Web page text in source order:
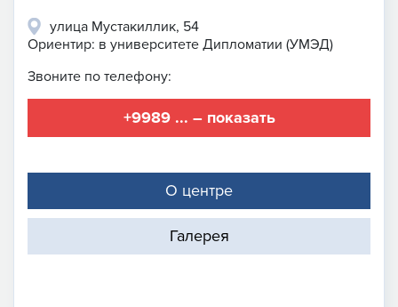
улица Мустакиллик, 54
Ориентир: в университете Дипломатии (УМЭД)
Звоните по телефону:
+9989 ... – показать
О центре
Галерея